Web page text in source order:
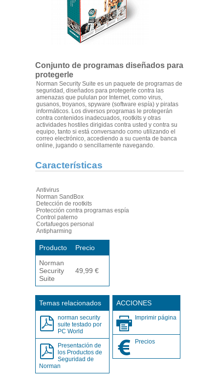
Conjunto de programas diseñados para
protegerle
Norman Security Suite es un paquete de programas de
seguridad, diseñados para protegerle contra las
amenazas que pululan por Internet, como virus,
gusanos, troyanos, spyware (software espía) y piratas
informáticos. Los diversos programas le protegerán
contra contenidos inadecuados, rootkits y otras
actividades hostiles dirigidas contra usted y contra su
equipo, tanto si está conversando como utilizando el
correo electrónico, accediendo a su cuenta de banca
online, jugando o sencillamente navegando.
Características
Antivirus
Norman SandBox
Detección de rootkits
Protección contra programas espía
Control paterno
Cortafuegos personal
Antipharming
Producto
Precio
Norman
Security
Suite
49,99 €
Temas relacionados
norman security
suite testado por
PC World
Presentación de
los Productos de
Seguridad de
Norman
ACCIONES
Imprimir página
Precios